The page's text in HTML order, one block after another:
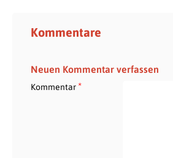
Kommentare
Neuen Kommentar verfassen
Kommentar*